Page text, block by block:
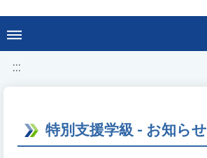
:::
特別支援学級 - お知らせ